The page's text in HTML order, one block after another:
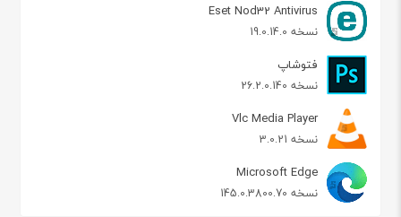
Eset Nod32 Antivirus
نسخه 19.0.14.0
فتوشاپ
نسخه 26.2.0.140
Vlc Media Player
نسخه 3.0.21
Microsoft Edge
نسخه 145.0.3800.70